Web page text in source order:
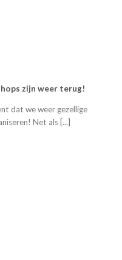
zijn weer terug!
dat we weer gezellige
Net als [...]